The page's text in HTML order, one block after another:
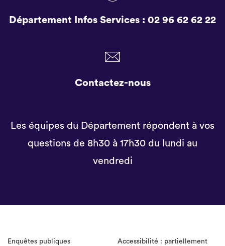
Département Infos Services : 02 96 62 62 22
Contactez-nous
Les équipes du Département répondent à vos
questions de 8h30 à 17h30 du lundi au
vendredi
Enquêtes publiques
Accessibilité : partiellement